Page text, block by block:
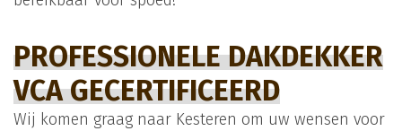
PROFESSIONELE DAKDEKKER
VCA GECERTIFICEERD
Wij komen graag naar Kesteren om uw wensen voor